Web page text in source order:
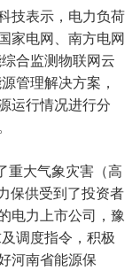
技表示，电力负荷
家电网、南方电网
合监测物联网云
管理解决方案，
运行情况进行分
重大气象灾害（高
保供受到了投资者
电力上市公司，豫
调度指令，积极
河南省能源保